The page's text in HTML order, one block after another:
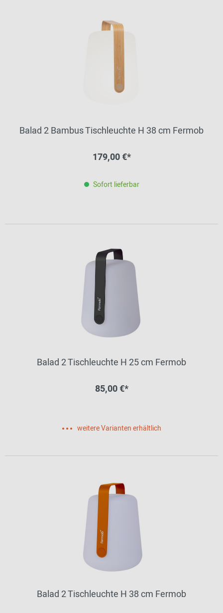
Balad 2 Bambus Tischleuchte H 38 cm Fermob
179,00 €*
Sofort lieferbar
Balad 2 Tischleuchte H 25 cm Fermob
85,00 €*
weitere Varianten erhältlich
Balad 2 Tischleuchte H 38 cm Fermob